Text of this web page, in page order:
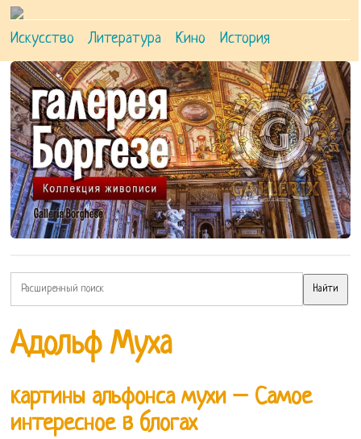
Искусство Литература Кино История
Адольф Муха
картины альфонса мухи – Самое
интересное в блогах